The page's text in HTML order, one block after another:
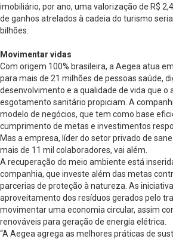
imobiliário, por ano, uma valorização de R$
de ganhos atrelados à cadeia do turismo
bilhões.
Movimentar vidas
Com origem 100% brasileira, a Aegea atua
para mais de 21 milhões de pessoas saúde,
desenvolvimento e a qualidade de vida que o
esgotamento sanitário propiciam. A
modelo de negócios, que tem como base
cumprimento de metas e investimentos
Mas a empresa, líder do setor privado de
mais de 11 mil colaboradores, vai além.
A recuperação do meio ambiente está
companhia, que investe além das metas
parcerias de proteção à natureza. As
aproveitamento dos resíduos gerados pelo
movimentar uma economia circular, assim
renováveis para geração de energia elétrica.
“A Aegea agrega as melhores práticas de